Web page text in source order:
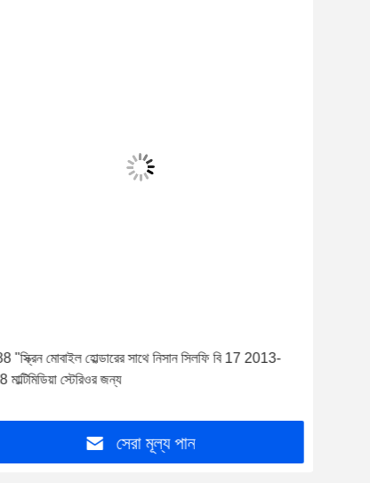
"স্ক্রিন মোবাইল হোল্ডারের সাথে নিসান সিলফি বি 17 2013-
স্টেরিওর জন্য
সেরা মূল্য পান